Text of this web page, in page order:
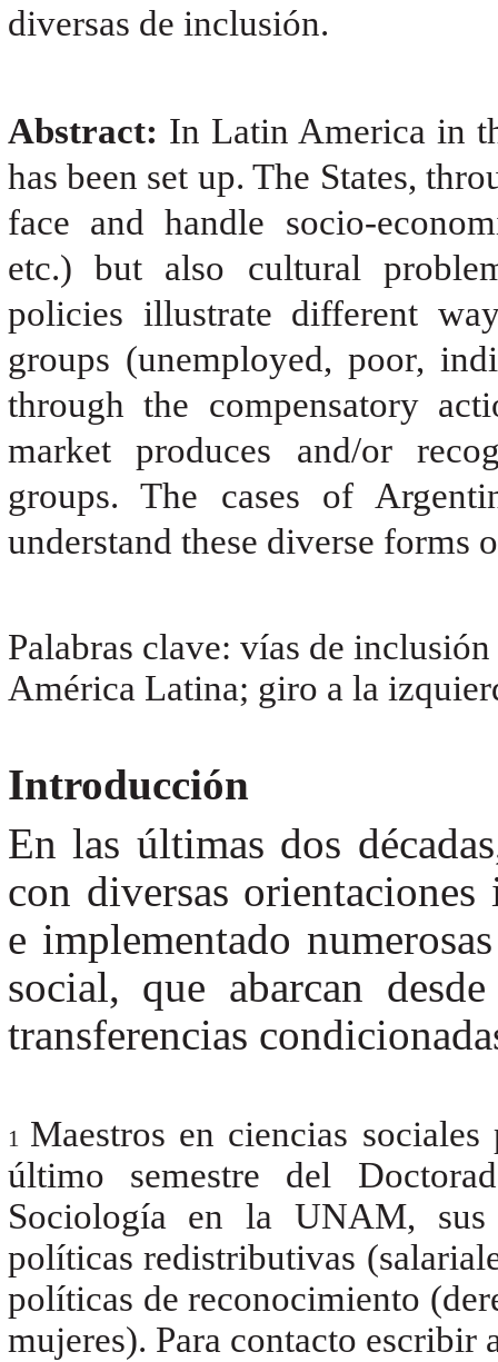
diversas de inclusión.
Abstract: In Latin America in
has been set up. The States,
face and handle socio-
etc.) but also cultural
policies illustrate different
groups (unemployed, poor,
through the compensatory
market produces and/or
groups. The cases of
understand these diverse forms
Palabras clave: vías de
América Latina; giro a la
Introducción
En las últimas dos
con diversas
e implementado
social, que abarcan
transferencias
1 Maestros en ciencias
último semestre del
Sociología en la UNAM, sus
políticas redistributivas
políticas de reconocimiento
mujeres). Para contacto escribir